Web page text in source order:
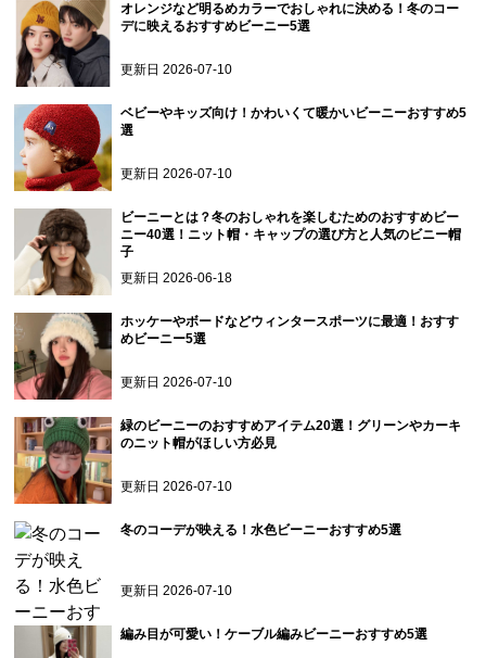
オレンジなど明るめカラーでおしゃれに決める！冬のコー
デに映えるおすすめビーニー5選
更新日2026-07-10
ベビーやキッズ向け！かわいくて暖かいビーニーおすすめ5
選
更新日2026-07-10
ビーニーとは？冬のおしゃれを楽しむためのおすすめビー
ニー40選！ニット帽・キャップの選び方と人気のビニー帽
子
更新日2026-06-18
ホッケーやボードなどウィンタースポーツに最適！おすす
めビーニー5選
更新日2026-07-10
緑のビーニーのおすすめアイテム20選！グリーンやカーキ
のニット帽がほしい方必見
更新日2026-07-10
冬のコーデが映える！水色ビーニーおすすめ5選
更新日2026-07-10
編み目が可愛い！ケーブル編みビーニーおすすめ5選